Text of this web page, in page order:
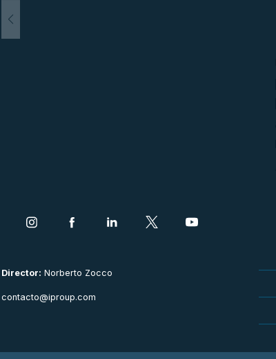
Director: Norberto Zocco
contacto@iproup.com